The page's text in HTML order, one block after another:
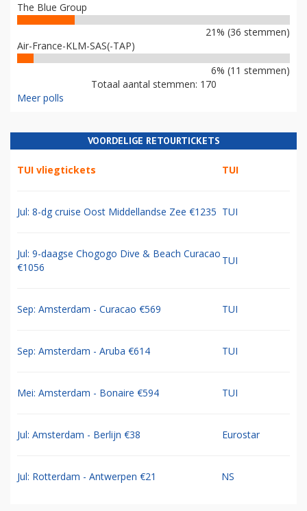
The Blue Group
21% (36 stemmen)
Air-France-KLM-SAS(-TAP)
6% (11 stemmen)
Totaal aantal stemmen: 170
Meer polls
VOORDELIGE RETOURTICKETS
TUI vliegtickets TUI
Jul: 8-dg cruise Oost Middellandse Zee €1235 TUI
Jul: 9-daagse Chogogo Dive & Beach Curacao
€1056
TUI
Sep: Amsterdam - Curacao €569 TUI
Sep: Amsterdam - Aruba €614 TUI
Mei: Amsterdam - Bonaire €594 TUI
Jul: Amsterdam - Berlijn €38 Eurostar
Jul: Rotterdam - Antwerpen €21 NS